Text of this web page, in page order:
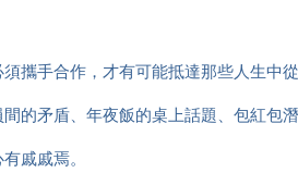
手合作，才有可能抵達那些人生中從
的矛盾、年夜飯的桌上話題、包紅包潛
戚戚焉。